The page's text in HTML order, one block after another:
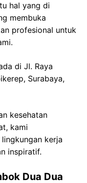
hal yang di
membuka
profesional untuk
di Jl. Raya
Surabaya,
kesehatan
kami
kerja
inspiratif.
Dua Dua